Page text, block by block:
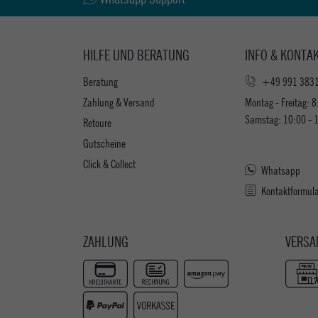
HILFE UND BERATUNG
Beratung
Zahlung & Versand
Retoure
Gutscheine
Click & Collect
INFO &
+49 991
Montag - Freitag:
Samstag: 10:00 -
Whatsapp
ZAHLUNG